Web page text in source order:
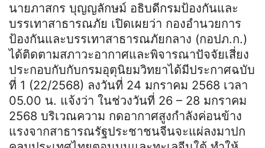
นายภาสกร บุญญลักษม์ อธิบดีกรมป้องกันและ
บรรเทาสาธารณภัย เปิดเผยว่า กองอำนวยการ
ป้องกันและบรรเทาสาธารณภัยกลาง (กอปภ.ก.)
ได้ติดตามสภาวะอากาศและพิจารณาปัจจัยเสี่ยง
ประกอบกับกับกรมอุตุนิยมวิทยาได้มีประกาศฉบับ
ที่ 1 (22/2568) ลงวันที่ 24 มกราคม 2568 เวลา
05.00 น. แจ้งว่า ในช่วงวันที่ 26 – 28 มกราคม
2568 บริเวณความ กดอากาศสูงกำลังค่อนข้าง
แรงจากสาธารณรัฐประชาชนจีนจะแผ่ลงมาปก